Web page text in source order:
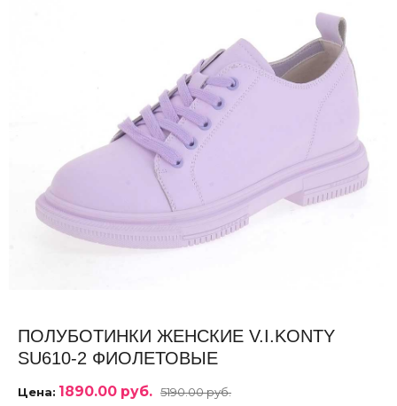
ПОЛУБОТИНКИ ЖЕНСКИЕ V.I.KONTY
SU610-2 ФИОЛЕТОВЫЕ
Цена: 1890.00 руб. 5190.00 руб.